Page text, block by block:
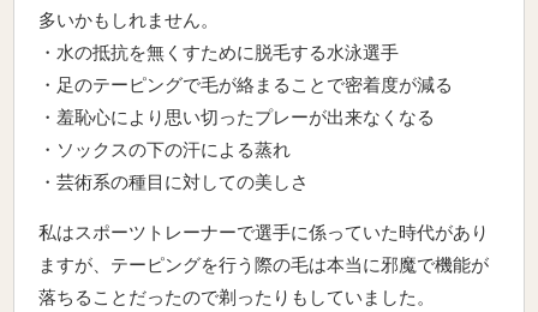
多いかもしれません。
・水の抵抗を無くすために脱毛する水泳選手
・足のテーピングで毛が絡まることで密着度が減る
・羞恥心により思い切ったプレーが出来なくなる
・ソックスの下の汗による蒸れ
・芸術系の種目に対しての美しさ
私はスポーツトレーナーで選手に係っていた時代があり
ますが、テーピングを行う際の毛は本当に邪魔で機能が
落ちることだったので剃ったりもしていました。